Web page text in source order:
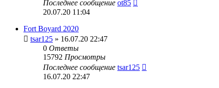
Последнее сообщение ot85
20.07.20 11:04
Fort Boyard 2020
tsar125 » 16.07.20 22:47
0 Ответы
15792 Просмотры
Последнее сообщение tsar125
16.07.20 22:47